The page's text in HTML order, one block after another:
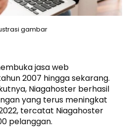
gambar
jasa web
2007 hingga sekarang.
Niagahoster berhasil
yang terus meningkat
tercatat Niagahoster
pelanggan.